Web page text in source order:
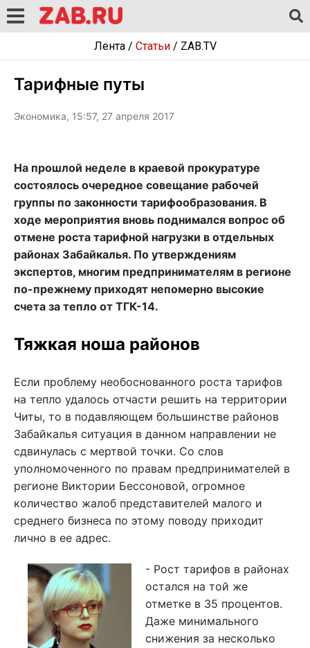
Лента/ Статьи/ ZAB.TV
Тарифные путы
Экономика, 15:57, 27 апреля 2017
На прошлой неделе в краевой прокуратуре
состоялось очередное совещание рабочей
группы по законности тарифообразования. В
ходе мероприятия вновь поднимался вопрос об
отмене роста тарифной нагрузки в отдельных
районах Забайкалья. По утверждениям
экспертов, многим предпринимателям в регионе
по-прежнему приходят непомерно высокие
счета за тепло от ТГК-14.
Тяжкая ноша районов
Если проблему необоснованного роста тарифов
на тепло удалось отчасти решить на территории
Читы, то в подавляющем большинстве районов
Забайкалья ситуация в данном направлении не
сдвинулась с мертвой точки. Со слов
уполномоченного по правам предпринимателей в
регионе Виктории Бессоновой, огромное
количество жалоб представителей малого и
среднего бизнеса по этому поводу приходит
лично в ее адрес.
- Рост тарифов в районах
остался на той же
отметке в 35 процентов.
Даже минимального
снижения за несколько